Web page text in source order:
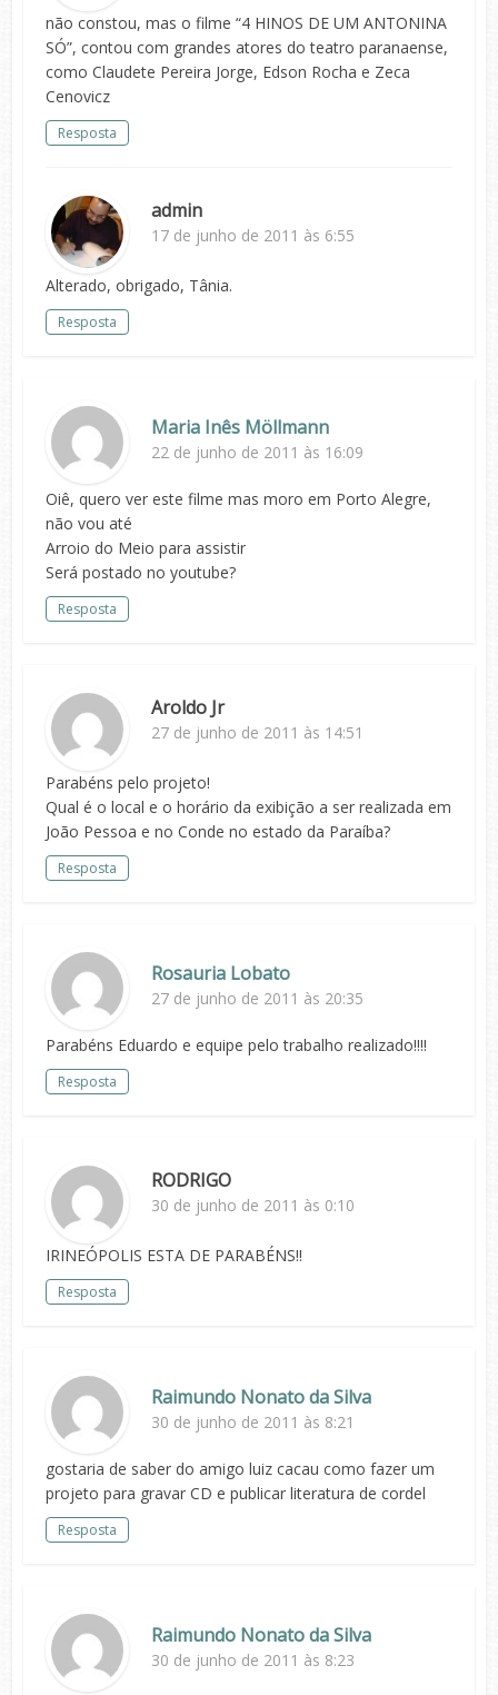
não constou, mas o filme “4 HINOS DE UM ANTONINA
SÓ”, contou com grandes atores do teatro paranaense,
como Claudete Pereira Jorge, Edson Rocha e Zeca
Cenovicz
Resposta
admin
17 de junho de 2011 às 6:55
Alterado, obrigado, Tânia.
Resposta
Maria Inês Möllmann
22 de junho de 2011 às 16:09
Oiê, quero ver este filme mas moro em Porto Alegre,
não vou até
Arroio do Meio para assistir
Será postado no youtube?
Resposta
Aroldo Jr
27 de junho de 2011 às 14:51
Parabéns pelo projeto!
Qual é o local e o horário da exibição a ser realizada em
João Pessoa e no Conde no estado da Paraíba?
Resposta
Rosauria Lobato
27 de junho de 2011 às 20:35
Parabéns Eduardo e equipe pelo trabalho realizado!!!!
Resposta
RODRIGO
30 de junho de 2011 às 0:10
IRINEÓPOLIS ESTA DE PARABÉNS!!
Resposta
Raimundo Nonato da Silva
30 de junho de 2011 às 8:21
gostaria de saber do amigo luiz cacau como fazer um
projeto para gravar CD e publicar literatura de cordel
Resposta
Raimundo Nonato da Silva
30 de junho de 2011 às 8:23